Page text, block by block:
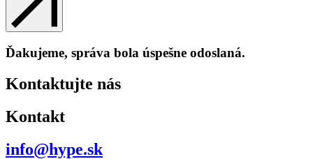
Ďakujeme, správa bola úspešne odoslaná.
Kontaktujte nás
Kontakt
info@hype.sk